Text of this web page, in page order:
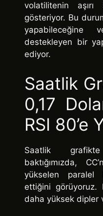
volatilitenin aşırı
gösteriyor. Bu
yapabileceğine
destekleyen bir
ediyor.
Saatlik
0,17
RSI 80’e
Saatlik
baktığımızda,
yükselen paralel
ettiğini görüyoruz.
daha yüksek dipler